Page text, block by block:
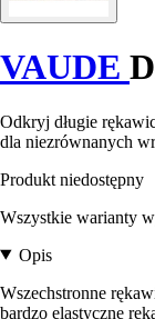
VAUDE
Odkryj długie
dla niezrównanych
Produkt niedostępny
Wszystkie warianty
Opis
Wszechstronne
bardzo elastyczne